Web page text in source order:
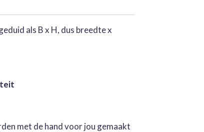
als B x H, dus breedte x
met de hand voor jou gemaakt